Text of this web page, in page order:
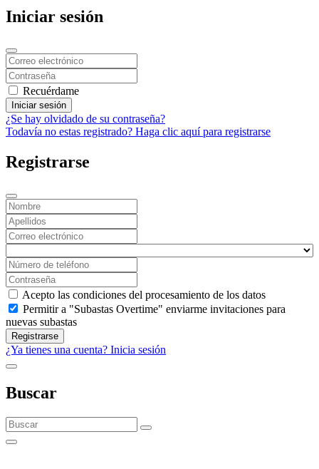
Iniciar sesión
Recuérdame
Iniciar sesión
¿Se hay olvidado de su contraseña?
Todavía no estas registrado? Haga clic aquí para registrarse
Registrarse
Acepto las condiciones del procesamiento de los datos
Permitir a "Subastas Overtime" enviarme invitaciones para
nuevas subastas
Registrarse
¿Ya tienes una cuenta? Inicia sesión
Buscar